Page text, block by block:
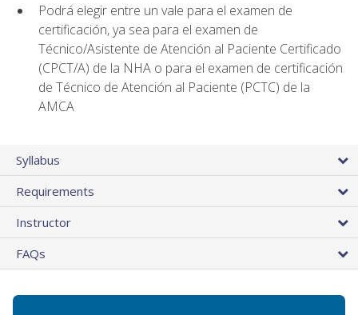
Podrá elegir entre un vale para el examen de
certificación, ya sea para el examen de
Técnico/Asistente de Atención al Paciente Certificado
(CPCT/A) de la NHA o para el examen de certificación
de Técnico de Atención al Paciente (PCTC) de la
AMCA
Syllabus
Requirements
Instructor
FAQs